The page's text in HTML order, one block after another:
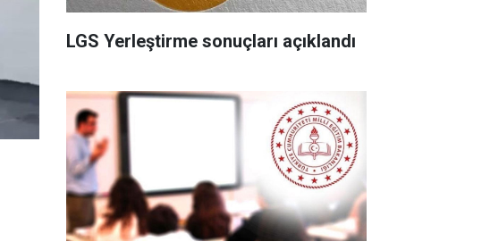
LGS Yerleştirme sonuçları açıklandı